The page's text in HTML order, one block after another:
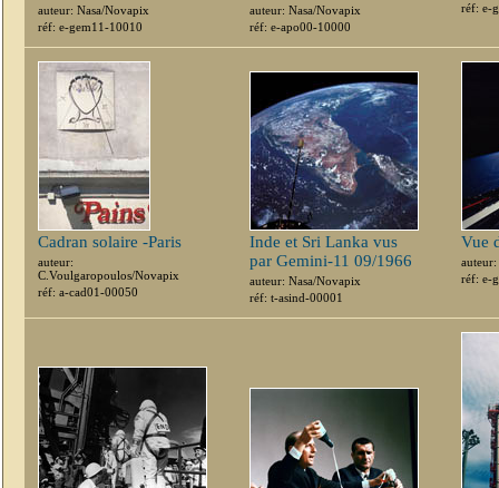
auteur: Nasa/Novapix
réf: e-gem11-10010
auteur: Nasa/Novapix
réf: e-apo00-10000
réf: e-
Cadran solaire -Paris
auteur:
C.Voulgaropoulos/Novapix
réf: a-cad01-00050
Inde et Sri Lanka vus
par Gemini-11 09/1966
auteur: Nasa/Novapix
réf: t-asind-00001
Vue
réf: e-